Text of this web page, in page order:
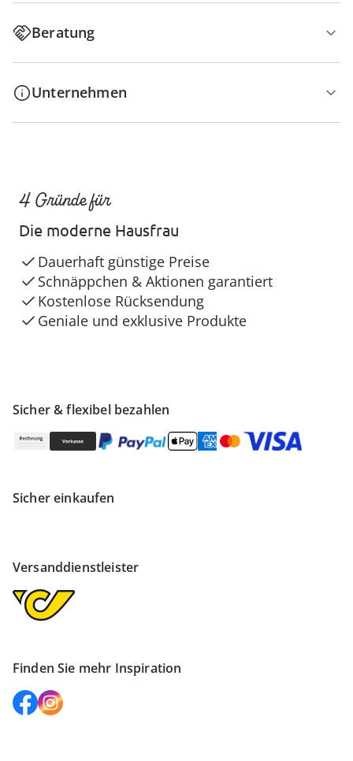
Beratung
Unternehmen
Sicher & flexibel bezahlen
Sicher einkaufen
Versanddienstleister
Finden Sie mehr Inspiration
4 Gründe für
Die moderne Hausfrau
Dauerhaft günstige Preise
Schnäppchen & Aktionen garantiert
Kostenlose Rücksendung
Geniale und exklusive Produkte